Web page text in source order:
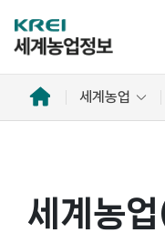
홈
세계농업
세계농